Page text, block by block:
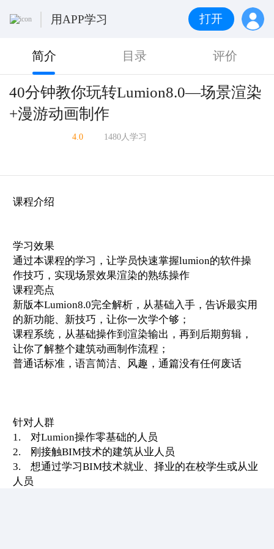
用APP学习 打开
简介 目录 评价
40分钟教你玩转Lumion8.0—场景渲染
+漫游动画制作
4.0 1480人学习
课程介绍
学习效果
通过本课程的学习，让学员快速掌握lumion的软件操
作技巧，实现场景效果渲染的熟练操作
课程亮点
新版本Lumion8.0完全解析，从基础入手，告诉最实用
的新功能、新技巧，让你一次学个够；
课程系统，从基础操作到渲染输出，再到后期剪辑，
让你了解整个建筑动画制作流程；
普通话标准，语言简洁、风趣，通篇没有任何废话
针对人群
1. 对Lumion操作零基础的人员
2. 刚接触BIM技术的建筑从业人员
3. 想通过学习BIM技术就业、择业的在校学生或从业
人员